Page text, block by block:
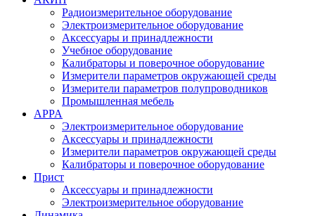
Радиоизмерительное оборудование
Электроизмерительное оборудование
Аксессуары и принадлежности
Учебное оборудование
Калибраторы и поверочное оборудование
Измерители параметров окружающей среды
Измерители параметров полупроводников
Промышленная мебель
APPA
Электроизмерительное оборудование
Аксессуары и принадлежности
Измерители параметров окружающей среды
Калибраторы и поверочное оборудование
Прист
Аксессуары и принадлежности
Электроизмерительное оборудование